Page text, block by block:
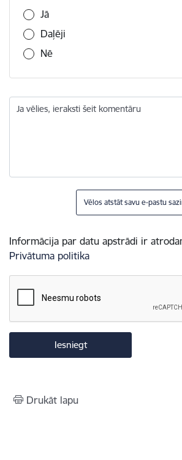
Jā
Daļēji
Nē
Ja vēlies, ieraksti šeit komentāru
Vēlos atstāt savu e-pastu
Informācija par datu apstrādi ir
Privātuma politika
Drukāt lapu